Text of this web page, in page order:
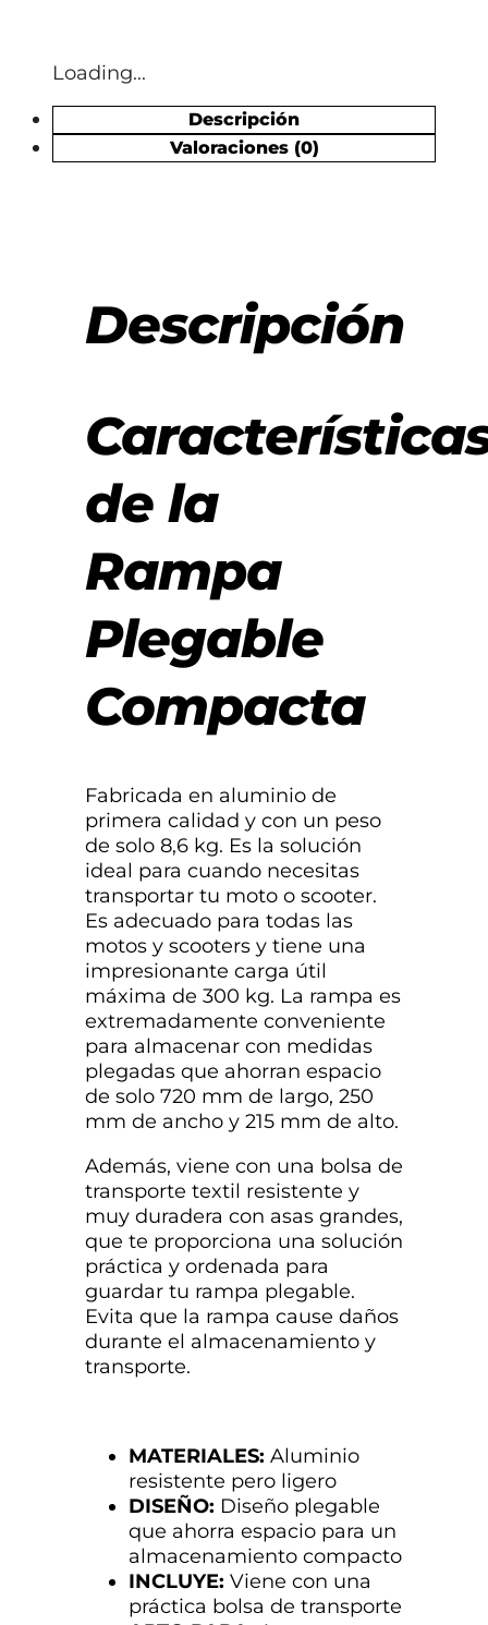
Loading...
Descripción
Valoraciones (0)
Descripción
de la
Rampa
Plegable
Compacta
Fabricada en aluminio de
primera calidad y con un peso
de solo 8,6 kg. Es la solución
ideal para cuando necesitas
transportar tu moto o scooter.
Es adecuado para todas las
motos y scooters y tiene una
impresionante carga útil
máxima de 300 kg. La rampa es
extremadamente conveniente
para almacenar con medidas
plegadas que ahorran espacio
de solo 720 mm de largo, 250
mm de ancho y 215 mm de alto.
Además, viene con una bolsa de
transporte textil resistente y
muy duradera con asas grandes,
que te proporciona una solución
práctica y ordenada para
guardar tu rampa plegable.
Evita que la rampa cause daños
durante el almacenamiento y
transporte.
MATERIALES: Aluminio
resistente pero ligero
DISEÑO: Diseño plegable
que ahorra espacio para un
almacenamiento compacto
INCLUYE: Viene con una
práctica bolsa de transporte